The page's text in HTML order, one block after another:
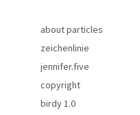
about particles
zeichenlinie
jennifer.five
copyright
birdy 1.0